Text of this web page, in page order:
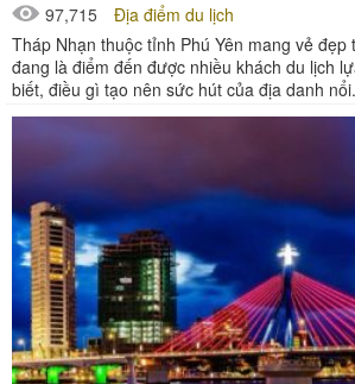
97,715
Địa điểm du lịch
Tháp Nhạn thuộc tỉnh Phú Yên mang vẻ đẹp
đang là điểm đến được nhiều khách du lịch
biết, điều gì tạo nên sức hút của địa danh